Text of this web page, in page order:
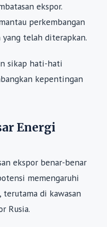
ekspor.
perkembangan
yang telah diterapkan.
sikap hati-hati
kepentingan
Energi
ekspor benar-benar
memengaruhi
terutama di kawasan
Rusia.